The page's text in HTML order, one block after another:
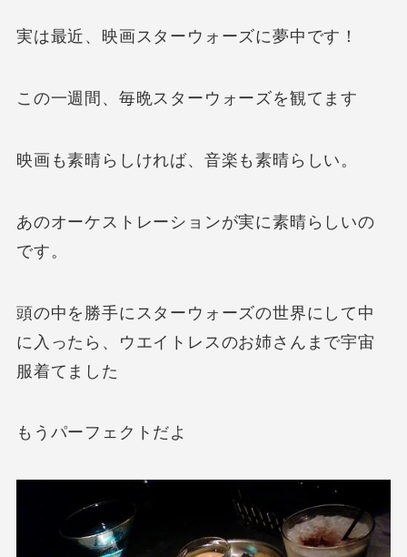
実は最近、映画スターウォーズに夢中です！
この一週間、毎晩スターウォーズを観てます
映画も素晴らしければ、音楽も素晴らしい。
あのオーケストレーションが実に素晴らしいの
です。
頭の中を勝手にスターウォーズの世界にして中
に入ったら、ウエイトレスのお姉さんまで宇宙
服着てました
もうパーフェクトだよ